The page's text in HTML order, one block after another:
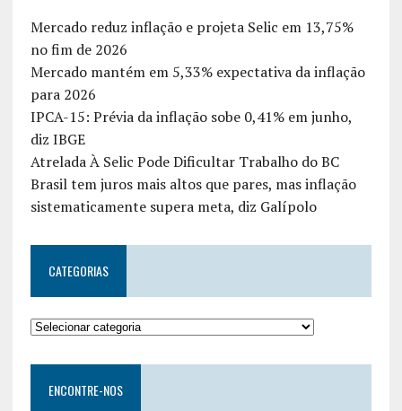
Mercado reduz inflação e projeta Selic em 13,75%
no fim de 2026
Mercado mantém em 5,33% expectativa da inflação
para 2026
IPCA-15: Prévia da inflação sobe 0,41% em junho,
diz IBGE
Atrelada À Selic Pode Dificultar Trabalho do BC
Brasil tem juros mais altos que pares, mas inflação
sistematicamente supera meta, diz Galípolo
CATEGORIAS
ENCONTRE-NOS